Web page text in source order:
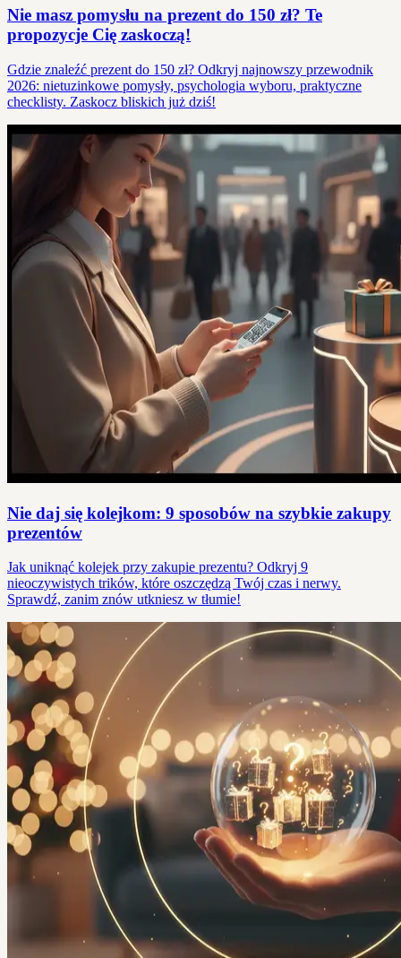
Nie masz pomysłu na prezent do 150 zł? Te
propozycje Cię zaskoczą!
Gdzie znaleźć prezent do 150 zł? Odkryj najnowszy przewodnik
2026: nietuzinkowe pomysły, psychologia wyboru, praktyczne
checklisty. Zaskocz bliskich już dziś!
Nie daj się kolejkom: 9 sposobów na szybkie zakupy
prezentów
Jak uniknąć kolejek przy zakupie prezentu? Odkryj 9
nieoczywistych trików, które oszczędzą Twój czas i nerwy.
Sprawdź, zanim znów utkniesz w tłumie!